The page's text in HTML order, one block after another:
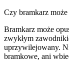
Czy bramkarz
Bramkarz może
zwykłym
uprzywilejowany.
bramkowe, ani